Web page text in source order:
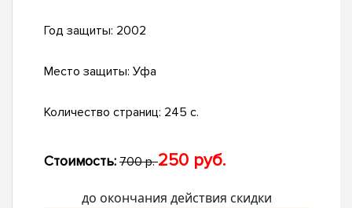
Год защиты: 2002
Место защиты: Уфа
Количество страниц: 245 с.
Стоимость: 700 р.250 руб.
до окончания действия скидки